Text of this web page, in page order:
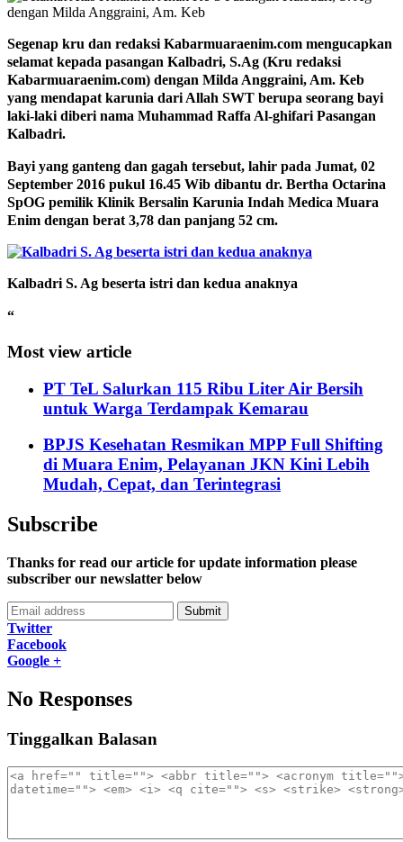
Segenap kru dan redaksi Kabarmuaraenim.com mengucapkan
selamat kepada pasangan Kalbadri, S.Ag (Kru redaksi
Kabarmuaraenim.com) dengan Milda Anggraini, Am. Keb
yang mendapat karunia dari Allah SWT berupa seorang bayi
laki-laki diberi nama Muhammad Raffa Al-ghifari Pasangan
Kalbadri.
Bayi yang ganteng dan gagah tersebut, lahir pada Jumat, 02
September 2016 pukul 16.45 Wib dibantu dr. Bertha Octarina
SpOG pemilik Klinik Bersalin Karunia Indah Medica Muara
Enim dengan berat 3,78 dan panjang 52 cm.
Kalbadri S. Ag beserta istri dan kedua anaknya
“
Most view article
PT TeL Salurkan 115 Ribu Liter Air Bersih
untuk Warga Terdampak Kemarau
BPJS Kesehatan Resmikan MPP Full Shifting
di Muara Enim, Pelayanan JKN Kini Lebih
Mudah, Cepat, dan Terintegrasi
Subscribe
Thanks for read our article for update information please
subscriber our newslatter below
Submit
Twitter
Facebook
Google +
No Responses
Tinggalkan Balasan